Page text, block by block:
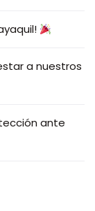
a nuestros
ante